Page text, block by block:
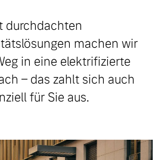
durchdachten
machen wir
in eine elektrifizierte
– das zahlt sich auch
für Sie aus.